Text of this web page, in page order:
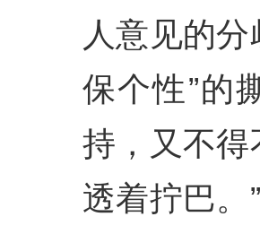
人意见的
保个性”的
持，又不得
透着拧巴。